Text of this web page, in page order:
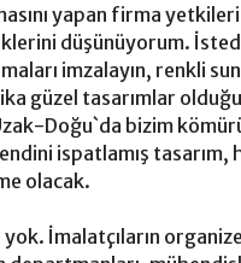
yapan firma
düşünüyorum.
imzalayın, renkli
güzel tasarımlar
Doğu`da bizim
ispatlamış tasarım,
olacak.
yok. İmalatçıların